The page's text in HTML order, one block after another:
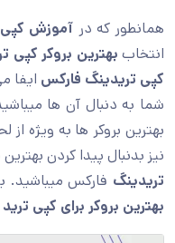
همانطور که در آموزش
انتخاب بهترین بروکر کپی
کپی تریدینگ فارکس ایفا
شما به دنبال آن ها
بهترین بروکر ها به ویژه
نیز بدنبال پیدا کردن
تریدینگ فارکس میباشید. به
بهترین بروکر برای کپی ترید